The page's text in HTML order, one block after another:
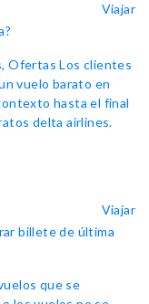
Viajar
Ofertas Los clientes
vuelo barato en
hasta el final
delta airlines.
Viajar
billete de última
que se